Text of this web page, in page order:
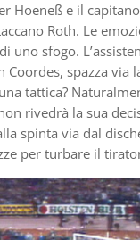
Hoeneß e il
Roth. Le
uno sfogo.
Coordes, spazza via
tattica?
rivedrà la sua
spinta via dal
per turbare il